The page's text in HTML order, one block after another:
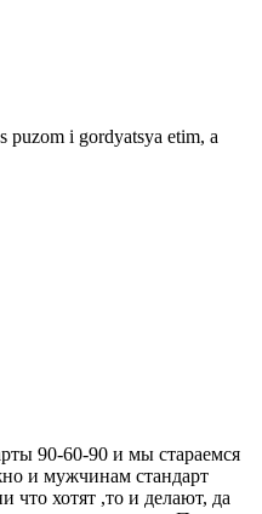
i gordyatsya etim, a
90-60-90 и мы стараемся
и мужчинам стандарт
что хотят ,то и делают, да